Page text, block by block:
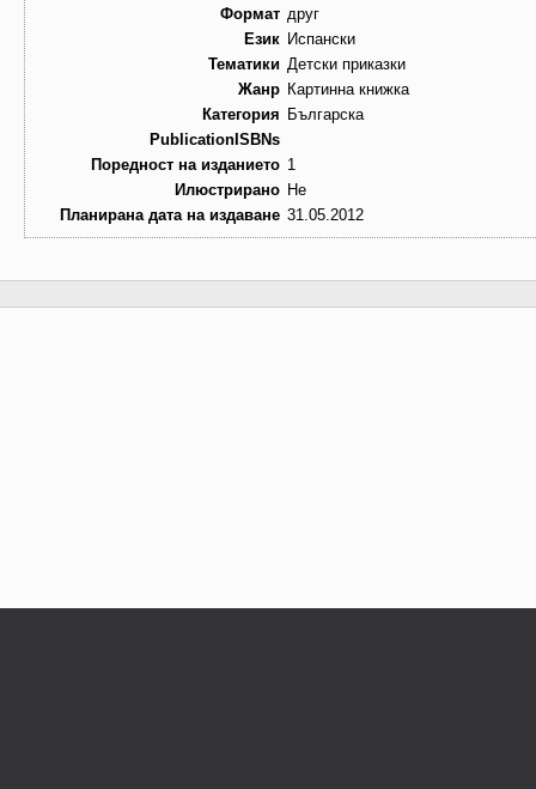
Формат друг
Език Испански
Тематики Детски приказки
Жанр Картинна книжка
Категория Българска
PublicationISBNs
Поредност на изданието 1
Илюстрирано Не
Планирана дата на издаване 31.05.2012